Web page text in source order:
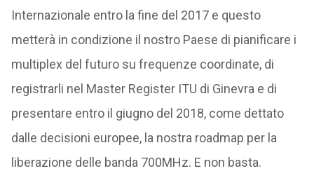
Internazionale entro la fine del 2017 e questo
metterà in condizione il nostro Paese di pianificare i
multiplex del futuro su frequenze coordinate, di
registrarli nel Master Register ITU di Ginevra e di
presentare entro il giugno del 2018, come dettato
dalle decisioni europee, la nostra roadmap per la
liberazione delle banda 700MHz. E non basta.